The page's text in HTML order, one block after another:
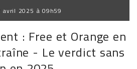
avril 2025 à 09h59
: Free et Orange en
- Le verdict sans